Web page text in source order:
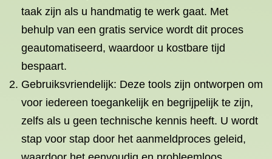
taak zijn als u handmatig te werk gaat. Met
behulp van een gratis service wordt dit proces
geautomatiseerd, waardoor u kostbare tijd
bespaart.
Gebruiksvriendelijk: Deze tools zijn ontworpen om
voor iedereen toegankelijk en begrijpelijk te zijn,
zelfs als u geen technische kennis heeft. U wordt
stap voor stap door het aanmeldproces geleid,